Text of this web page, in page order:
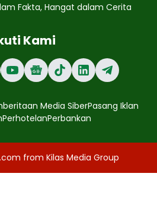
Fakta, Hangat dalam Cerita
Kami
Media SiberPasang Iklan
PerhotelanPerbankan
from Kilas Media Group